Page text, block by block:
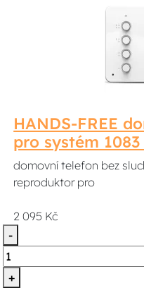
HANDS-FREE
pro systém 1083
domovní telefon bez
reproduktor pro
2 095 Kč
-
+